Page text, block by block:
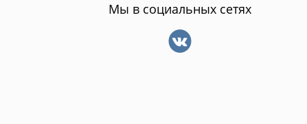
Мы в социальных сетях